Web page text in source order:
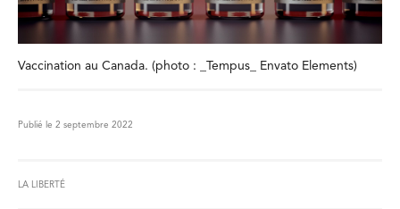
Vaccination au Canada. (photo : _Tempus_ Envato Elements)
Publié le 2 septembre 2022
LA LIBERTÉ